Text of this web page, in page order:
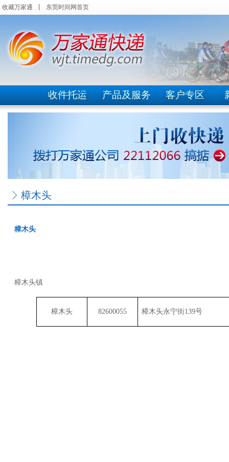
收藏万家通 东莞时间网首页
收件托运 产品及服务 客户专区
樟木头
樟木头
樟木头镇
樟木头 82600055 樟木头永宁街139号